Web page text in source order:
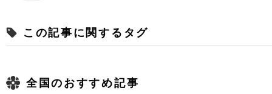
この記事に関するタグ
全国のおすすめ記事